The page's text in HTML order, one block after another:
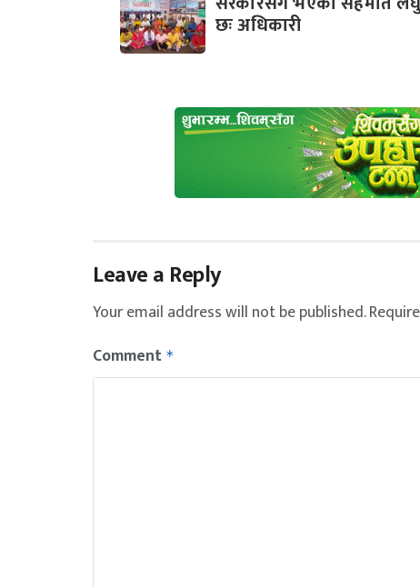
छः अधिकारी
Leave a Reply
Your email address will not be published.
Comment *